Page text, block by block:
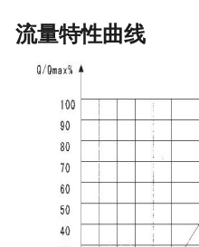
流量特性曲线